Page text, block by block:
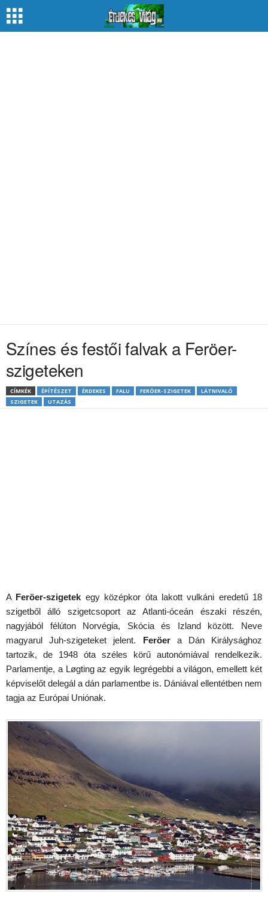
Színes és festői falvak a Feröer-
szigeteken
CÍMKÉK ÉPÍTÉSZET ÉRDEKES FALU FERÖER-SZIGETEK
LÁTNIVALÓ
SZIGETEK
UTAZÁS
A Feröer-szigetek egy középkor óta lakott vulkáni eredetű 18
szigetből álló szigetcsoport az Atlanti-óceán északi részén,
nagyjából félúton Norvégia, Skócia és Izland között. Neve
magyarul Juh-szigeteket jelent. Feröera Dán Királysághoz
tartozik, de 1948 óta széles körű autonómiával rendelkezik.
Parlamentje, a Løgting az egyik legrégebbi a világon, emellett két
képviselőt delegál a dán parlamentbe is. Dániával ellentétben nem
tagja az Európai Uniónak.